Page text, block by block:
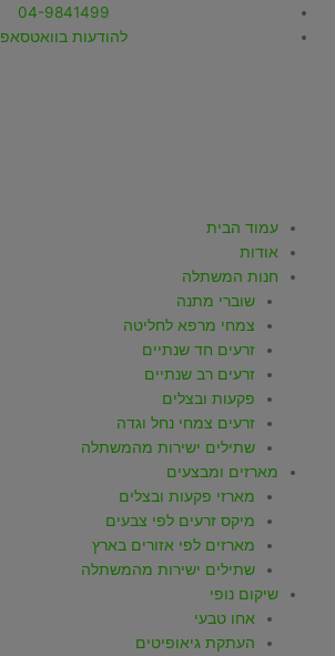
דילוג
לתוכן
04-9841499
להודעות בוואטסאפ
c
e
b
o
o
k
f
u
t
u
b
e
a
g
r
a
m
p
p
עמוד הבית
אודות
חנות המשתלה
שוברי מתנה
צמחי מרפא לחליטה
זרעים חד שנתיים
זרעים רב שנתיים
פקעות ובצלים
זרעים צמחי נחל וגדה
שתילים ישירות מהמשתלה
מארזים ומבצעים
מארזי פקעות ובצלים
מיקס זרעים לפי צבעים
מארזים לפי אזורים בארץ
שתילים ישירות מהמשתלה
שיקום נופי
אחו טבעי
העתקת גיאופיטים